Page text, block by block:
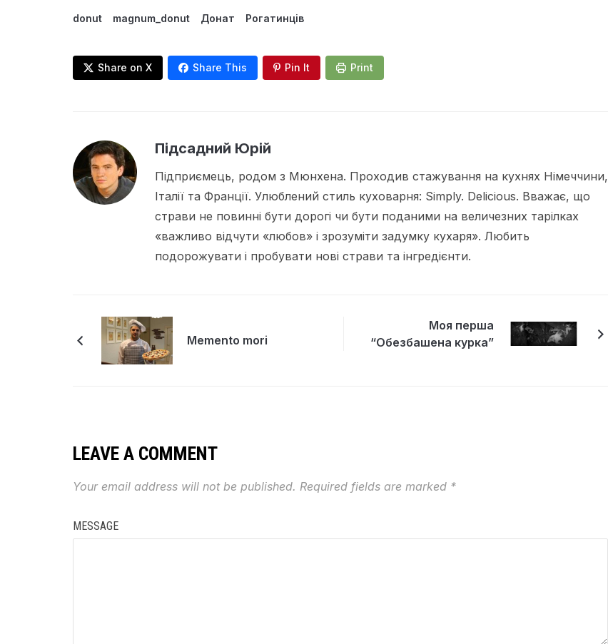
donut magnum_donut Донат Рогатинців
Share on X Share This Pin It Print
Підсадний Юрій
Підприємець, родом з Мюнхена. Проходив стажування на кухнях Німеччини,
Італії та Франції. Улюблений стиль куховарня: Simply. Delicious. Вважає, що
страви не повинні бути дорогі чи бути поданими на величезних тарілках
«важливо відчути «любов» і зрозуміти задумку кухаря». Любить
подорожувати і пробувати нові страви та інгредієнти.
Memento mori
Моя перша
“Обезбашена курка”
LEAVE A COMMENT
Your email address will not be published. Required fields are marked *
MESSAGE